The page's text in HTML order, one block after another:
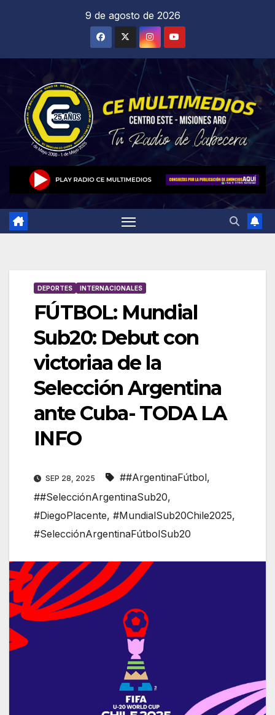
9 de agosto de 2026
DEPORTES INTERNACIONALES
FÚTBOL: Mundial
Sub20: Debut con
victoriaa de la
Selección Argentina
ante Cuba- TODA LA
INFO
SEP 28, 2025 ##ArgentinaFútbol,
##SelecciónArgentinaSub20,
#DiegoPlacente, #MundialSub20Chile2025,
#SelecciónArgentinaFútbolSub20